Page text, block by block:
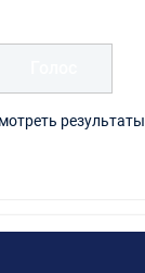
результаты